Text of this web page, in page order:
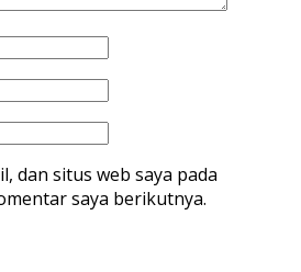
dan situs web saya pada
saya berikutnya.